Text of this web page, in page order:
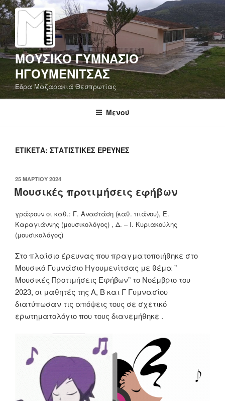
Μετάβαση
στο
περιεχόμενο
ΜΟΥΣΙΚΟ ΓΥΜΝΑΣΙΟ
ΗΓΟΥΜΕΝΙΤΣΑΣ
Έδρα Μαζαρακιά Θεσπρωτίας
Μενού
ΕΤΙΚΈΤΑ: ΣΤΑΤΙΣΤΙΚΈΣ ΈΡΕΥΝΕΣ
ΔΗΜΟΣΙΕΎΤΗΚΕ
ΣΤΙΣ
25 ΜΑΡΤΊΟΥ 2024
Μουσικές προτιμήσεις εφήβων
γράφουν οι καθ.: Γ. Αναστάση (καθ. πιάνου), Ε.
Καραγιάννης (μουσικολόγος) , Δ. – Ι. Κυριακούλης
(μουσικολόγος)
Στο πλαίσιο έρευνας που πραγματοποιήθηκε στο
Μουσικό Γυμνάσιο Ηγουμενίτσας με θέμα ”
Μουσικές Προτιμήσεις Εφήβων” το Νοέμβριο του
2023, οι μαθητές της Α, Β και Γ Γυμνασίου
διατύπωσαν τις απόψεις τους σε σχετικό
ερωτηματολόγιο που τους διανεμήθηκε .